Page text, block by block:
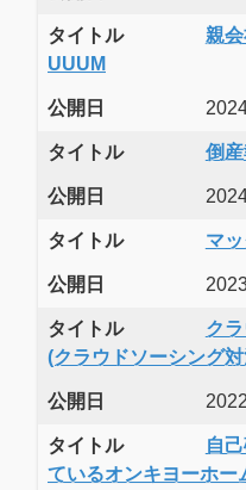
タイトル
親
UUUM
公開日
タイトル 倒
公開日
タイトル マ
公開日
タイトル
ク
(クラウドソーシング
公開日
タイトル
自
ているオンキヨーホー